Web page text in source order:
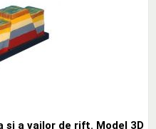
a vailor de rift. Model 3D